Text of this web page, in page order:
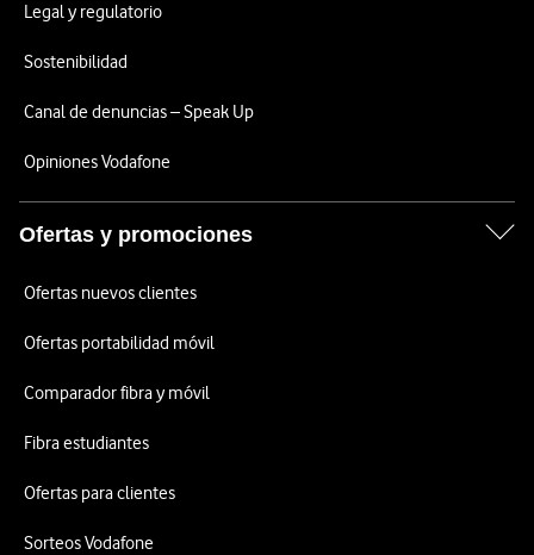
Legal y regulatorio
Sostenibilidad
Canal de denuncias – Speak Up
Opiniones Vodafone
Ofertas y promociones
Ofertas nuevos clientes
Ofertas portabilidad móvil
Comparador fibra y móvil
Fibra estudiantes
Ofertas para clientes
Sorteos Vodafone